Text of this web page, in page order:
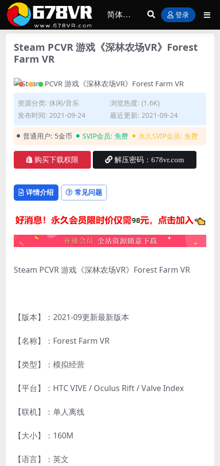
登录
Steam PCVR 游戏《深林农场VR》Forest
Farm VR
资源分类: 休闲/音乐
浏览热度: (1.6K)
发布时间: 2021-09-24
最近更新: 2021-09-24
普通用户: 5金币 SVIP会员: 免费 永久SVIP会员: 免费
购买下载权限 解压密码：678vr.com
详情介绍 常见问题
Steam PCVR 游戏《深林农场VR》Forest Farm VR
【版本】：2021-09更新最新版本
【名称】：Forest Farm VR
【类型】：模拟经营
【平台】：HTC VIVE / Oculus Rift / Valve Index
【联机】：单人离线
【大小】：160M
【语言】：英文